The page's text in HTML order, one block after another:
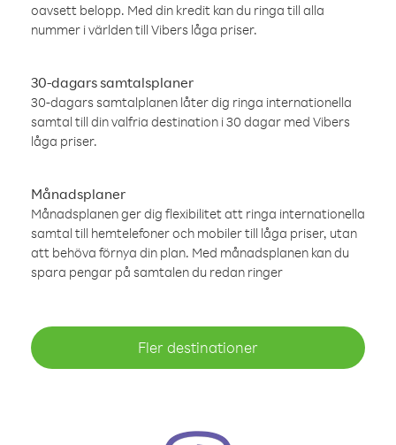
oavsett belopp. Med din kredit kan du ringa till alla
nummer i världen till Vibers låga priser.
30-dagars samtalsplaner
30-dagars samtalplanen låter dig ringa internationella
samtal till din valfria destination i 30 dagar med Vibers
låga priser.
Månadsplaner
Månadsplanen ger dig flexibilitet att ringa internationella
samtal till hemtelefoner och mobiler till låga priser, utan
att behöva förnya din plan. Med månadsplanen kan du
spara pengar på samtalen du redan ringer
Fler destinationer